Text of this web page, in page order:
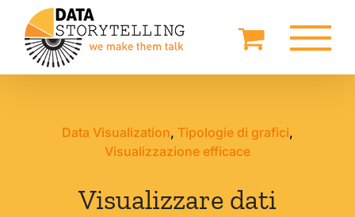
contenuto
Data Visualization, Tipologie di grafici,
Visualizzazione efficace
Visualizzare dati